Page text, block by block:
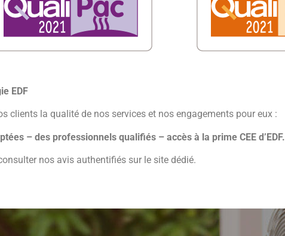
EDF
clients la qualité de nos services et nos engagements pour eux :
– des professionnels qualifiés – accès à la prime CEE d’EDF.
nos avis authentifiés sur le site dédié.